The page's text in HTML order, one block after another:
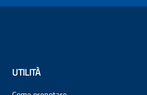
UTILITÀ